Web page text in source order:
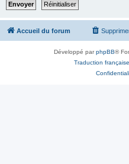
Accueil du forum
Développé parphpBB®
Traduction